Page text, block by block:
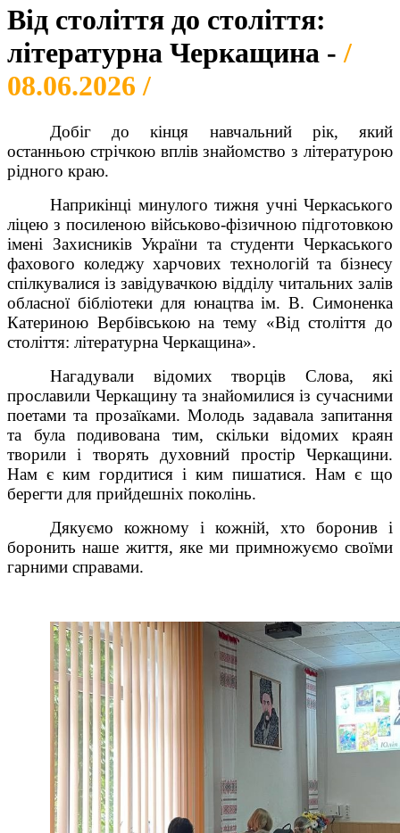
Від століття до століття:
літературна Черкащина -/
08.06.2026 /
Добіг до кінця навчальний рік, який
останньою стрічкою вплів знайомство з літературою
рідного краю.
Наприкінці минулого тижня учні Черкаського
ліцею з посиленою військово-фізичною підготовкою
імені Захисників України та студенти Черкаського
фахового коледжу харчових технологій та бізнесу
спілкувалися із завідувачкою відділу читальних залів
обласної бібліотеки для юнацтва ім. В. Симоненка
Катериною Вербівською на тему «Від століття до
століття: літературна Черкащина».
Нагадували відомих творців Слова, які
прославили Черкащину та знайомилися із сучасними
поетами та прозаїками. Молодь задавала запитання
та була подивована тим, скільки відомих краян
творили і творять духовний простір Черкащини.
Нам є ким гордитися і ким пишатися. Нам є що
берегти для прийдешніх поколінь.
Дякуємо кожному і кожній, хто боронив і
боронить наше життя, яке ми примножуємо своїми
гарними справами.